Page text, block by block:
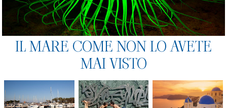
IL MARE COME NON LO AVETE
MAI VISTO